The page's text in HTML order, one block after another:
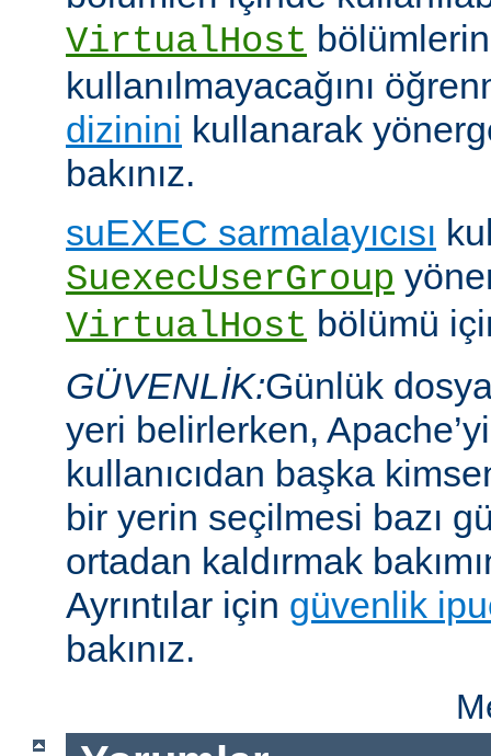
VirtualHost
kullanılmayacağını
dizinini kullanarak
bakınız.
suEXEC sarmalayıcısı
SuexecUserGroup
VirtualHost bölümü
GÜVENLİK:Günlük
yeri belirlerken,
kullanıcıdan başka
bir yerin seçilmesi bazı
ortadan kaldırmak
Ayrıntılar için güvenlik
bakınız.